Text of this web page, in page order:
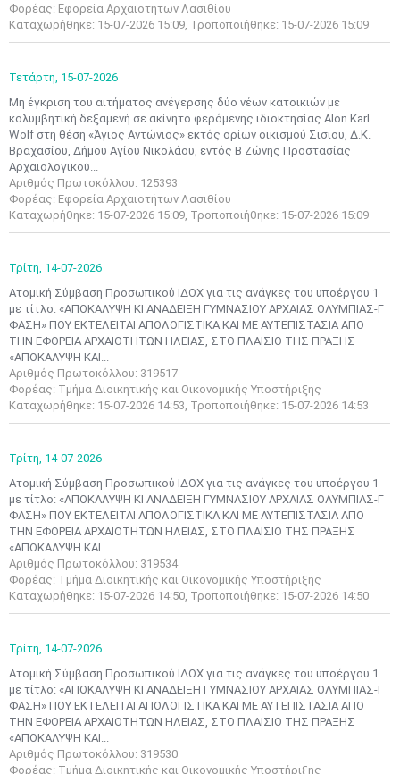
Φορέας: Εφορεία Αρχαιοτήτων Λασιθίου
Καταχωρήθηκε: 15-07-2026 15:09, Τροποποιήθηκε: 15-07-2026 15:09
Τετάρτη, 15-07-2026
Μη έγκριση του αιτήματος ανέγερσης δύο νέων κατοικιών με
κολυμβητική δεξαμενή σε ακίνητο φερόμενης ιδιοκτησίας Alon Karl
Wolf στη θέση «Άγιος Αντώνιος» εκτός ορίων οικισμού Σισίου, Δ.Κ.
Βραχασίου, Δήμου Αγίου Νικολάου, εντός Β Ζώνης Προστασίας
Αρχαιολογικού...
Αριθμός Πρωτοκόλλου: 125393
Φορέας: Εφορεία Αρχαιοτήτων Λασιθίου
Καταχωρήθηκε: 15-07-2026 15:09, Τροποποιήθηκε: 15-07-2026 15:09
Τρίτη, 14-07-2026
Ατομική Σύμβαση Προσωπικού ΙΔΟΧ για τις ανάγκες του υποέργου 1
με τίτλο: «ΑΠΟΚΑΛΥΨΗ ΚΙ ΑΝΑΔΕΙΞΗ ΓΥΜΝΑΣΙΟΥ ΑΡΧΑΙΑΣ ΟΛΥΜΠΙΑΣ-Γ
ΦΑΣΗ» ΠΟΥ ΕΚΤΕΛΕΙΤΑΙ ΑΠΟΛΟΓΙΣΤΙΚΑ ΚΑΙ ΜΕ ΑΥΤΕΠΙΣΤΑΣΙΑ ΑΠΟ
ΤΗΝ ΕΦΟΡΕΙΑ ΑΡΧΑΙΟΤΗΤΩΝ ΗΛΕΙΑΣ, ΣΤΟ ΠΛΑΙΣΙΟ ΤΗΣ ΠΡΑΞΗΣ
«ΑΠΟΚΑΛΥΨΗ ΚΑΙ...
Αριθμός Πρωτοκόλλου: 319517
Φορέας: Τμήμα Διοικητικής και Οικονομικής Υποστήριξης
Καταχωρήθηκε: 15-07-2026 14:53, Τροποποιήθηκε: 15-07-2026 14:53
Τρίτη, 14-07-2026
Ατομική Σύμβαση Προσωπικού ΙΔΟΧ για τις ανάγκες του υποέργου 1
με τίτλο: «ΑΠΟΚΑΛΥΨΗ ΚΙ ΑΝΑΔΕΙΞΗ ΓΥΜΝΑΣΙΟΥ ΑΡΧΑΙΑΣ ΟΛΥΜΠΙΑΣ-Γ
ΦΑΣΗ» ΠΟΥ ΕΚΤΕΛΕΙΤΑΙ ΑΠΟΛΟΓΙΣΤΙΚΑ ΚΑΙ ΜΕ ΑΥΤΕΠΙΣΤΑΣΙΑ ΑΠΟ
ΤΗΝ ΕΦΟΡΕΙΑ ΑΡΧΑΙΟΤΗΤΩΝ ΗΛΕΙΑΣ, ΣΤΟ ΠΛΑΙΣΙΟ ΤΗΣ ΠΡΑΞΗΣ
«ΑΠΟΚΑΛΥΨΗ ΚΑΙ...
Αριθμός Πρωτοκόλλου: 319534
Φορέας: Τμήμα Διοικητικής και Οικονομικής Υποστήριξης
Καταχωρήθηκε: 15-07-2026 14:50, Τροποποιήθηκε: 15-07-2026 14:50
Τρίτη, 14-07-2026
Ατομική Σύμβαση Προσωπικού ΙΔΟΧ για τις ανάγκες του υποέργου 1
με τίτλο: «ΑΠΟΚΑΛΥΨΗ ΚΙ ΑΝΑΔΕΙΞΗ ΓΥΜΝΑΣΙΟΥ ΑΡΧΑΙΑΣ ΟΛΥΜΠΙΑΣ-Γ
ΦΑΣΗ» ΠΟΥ ΕΚΤΕΛΕΙΤΑΙ ΑΠΟΛΟΓΙΣΤΙΚΑ ΚΑΙ ΜΕ ΑΥΤΕΠΙΣΤΑΣΙΑ ΑΠΟ
ΤΗΝ ΕΦΟΡΕΙΑ ΑΡΧΑΙΟΤΗΤΩΝ ΗΛΕΙΑΣ, ΣΤΟ ΠΛΑΙΣΙΟ ΤΗΣ ΠΡΑΞΗΣ
«ΑΠΟΚΑΛΥΨΗ ΚΑΙ...
Αριθμός Πρωτοκόλλου: 319530
Φορέας: Τμήμα Διοικητικής και Οικονομικής Υποστήριξης